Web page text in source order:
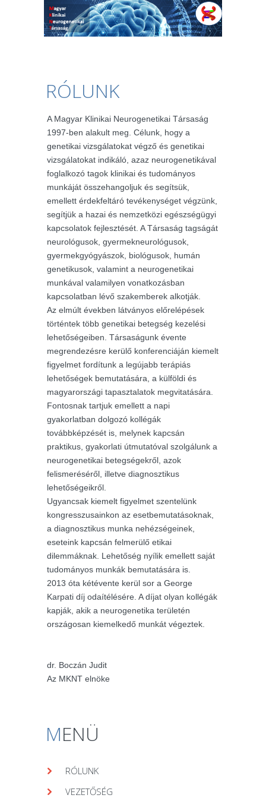
RÓLUNK
A Magyar Klinikai Neurogenetikai Társaság
1997-ben alakult meg. Célunk, hogy a
genetikai vizsgálatokat végző és genetikai
vizsgálatokat indikáló, azaz neurogenetikával
foglalkozó tagok klinikai és tudományos
munkáját összehangoljuk és segítsük,
emellett érdekfeltáró tevékenységet végzünk,
segítjük a hazai és nemzetközi egészségügyi
kapcsolatok fejlesztését. A Társaság tagságát
neurológusok, gyermekneurológusok,
gyermekgyógyászok, biológusok, humán
genetikusok, valamint a neurogenetikai
munkával valamilyen vonatkozásban
kapcsolatban lévő szakemberek alkotják.
Az elmúlt években látványos előrelépések
történtek több genetikai betegség kezelési
lehetőségeiben. Társaságunk évente
megrendezésre kerülő konferenciáján kiemelt
figyelmet fordítunk a legújabb terápiás
lehetőségek bemutatására, a külföldi és
magyarországi tapasztalatok megvitatására.
Fontosnak tartjuk emellett a napi
gyakorlatban dolgozó kollégák
továbbképzését is, melynek kapcsán
praktikus, gyakorlati útmutatóval szolgálunk a
neurogenetikai betegségekről, azok
felismeréséről, illetve diagnosztikus
lehetőségeikről.
Ugyancsak kiemelt figyelmet szentelünk
kongresszusainkon az esetbemutatásoknak,
a diagnosztikus munka nehézségeinek,
eseteink kapcsán felmerülő etikai
dilemmáknak. Lehetőség nyílik emellett saját
tudományos munkák bemutatására is.
2013 óta kétévente kerül sor a George
Karpati díj odaítélésére. A díjat olyan kollégák
kapják, akik a neurogenetika területén
országosan kiemelkedő munkát végeztek.
dr. Boczán Judit
Az MKNT elnöke
MENÜ
RÓLUNK
VEZETŐSÉG